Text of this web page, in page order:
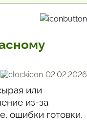
02.02.2026
или
из-за
ошибки готовки,